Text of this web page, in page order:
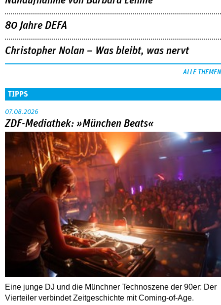
80 Jahre DEFA
Christopher Nolan – Was bleibt, was nervt
ALLE THEMEN
TIPPS
07.08.2026
ZDF-Mediathek: »München Beats«
Eine junge DJ und die Münchner Technoszene der 90er: Der
Vierteiler verbindet Zeitgeschichte mit Coming-of-Age.